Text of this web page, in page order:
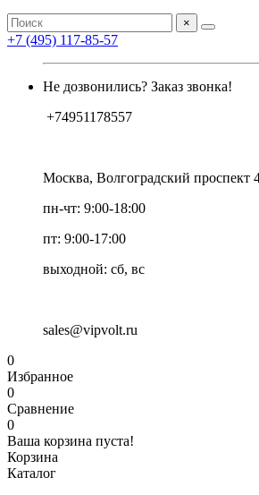
×
+7 (495) 117-85-57
Не дозвонились? Заказ звонка!
+74951178557
Москва, Волгоградский проспект
пн-чт: 9:00-18:00
пт: 9:00-17:00
выходной: сб, вс
sales@vipvolt.ru
0
Избранное
0
Сравнение
0
Ваша корзина пуста!
Корзина
Каталог